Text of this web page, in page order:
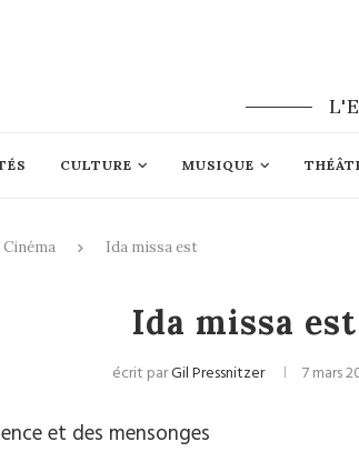
CULTURE MUSIQUE
Cinéma Ida missa est
Ida missa est
écrit parGil Pressnitzer 7 mars
et des mensonges